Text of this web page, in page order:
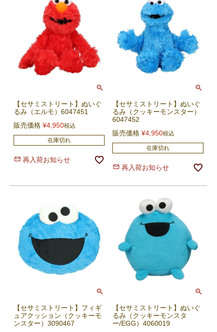
【セサミストリート】ぬいぐ
るみ（エルモ）6047451
販売価格 ¥4,950税込
在庫切れ
再入荷お知らせ
【セサミストリート】ぬいぐ
るみ（クッキーモンスター）
6047452
販売価格 ¥4,950税込
在庫切れ
再入荷お知らせ
【セサミストリート】フィギ
ュアクッション（クッキーモ
ンスター）3090467
【セサミストリート】ぬいぐ
るみ（クッキーモンスタ
ー/EGG）4060019